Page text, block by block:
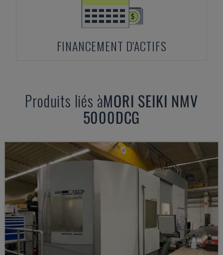
FINANCEMENT D'ACTIFS
Produits liés àMORI SEIKI NMV
5000DCG